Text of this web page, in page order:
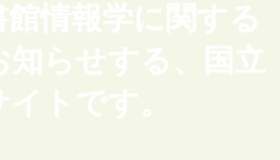
館情報学に関する
知らせする、国立
トです。